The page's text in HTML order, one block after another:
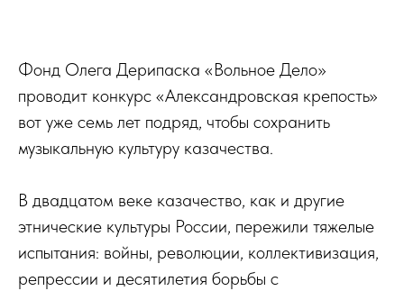
Фонд Олега Дерипаска «Вольное Дело»
проводит конкурс «Александровская крепость»
вот уже семь лет подряд, чтобы сохранить
музыкальную культуру казачества.
В двадцатом веке казачество, как и другие
этнические культуры России, пережили тяжелые
испытания: войны, революции, коллективизация,
репрессии и десятилетия борьбы с